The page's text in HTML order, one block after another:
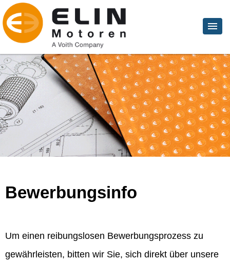
Bewerbungsinfo
Um einen reibungslosen Bewerbungsprozess zu
gewährleisten, bitten wir Sie, sich direkt über unsere